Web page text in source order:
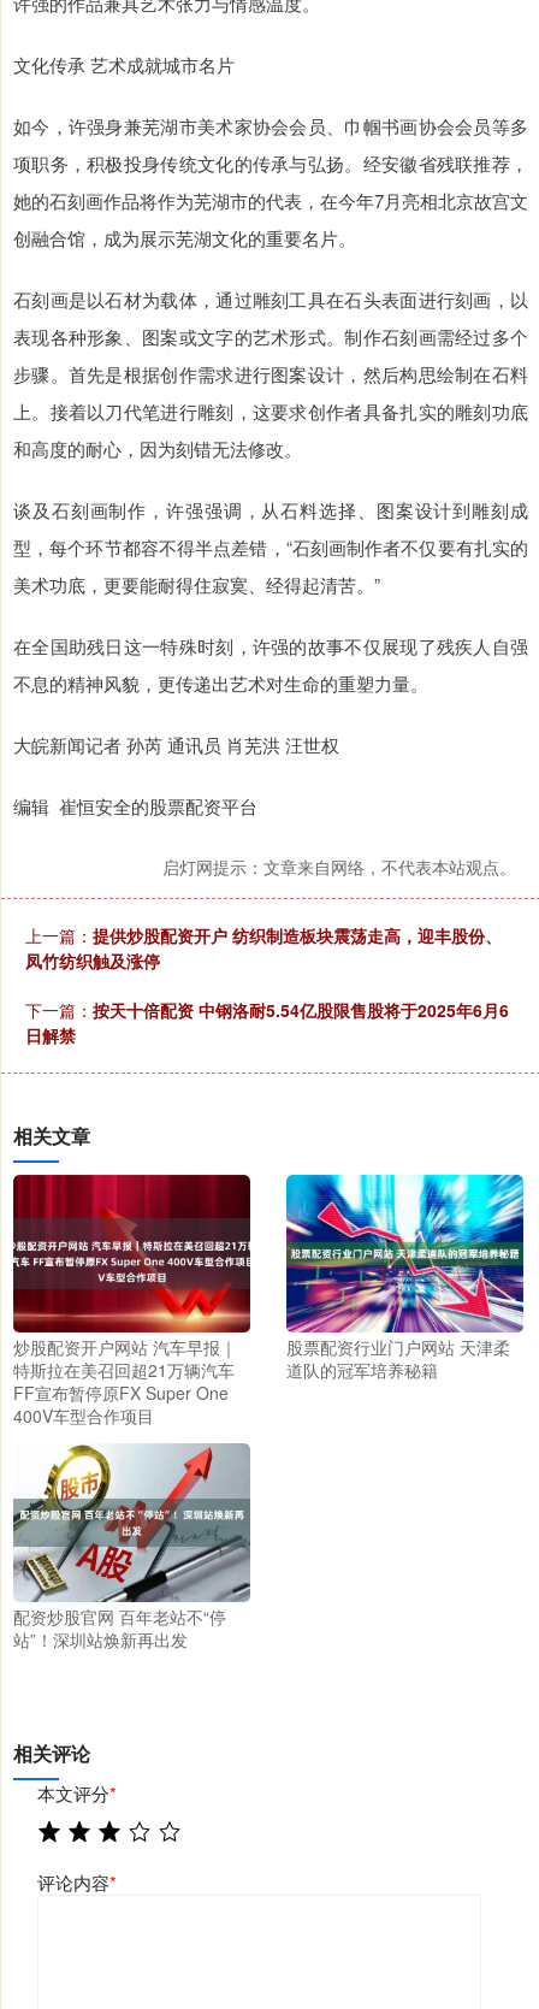
文化传承 艺术成就城市名片
如今，许强身兼芜湖市美术家协会会员、巾帼书画协会会员等多
项职务，积极投身传统文化的传承与弘扬。经安徽省残联推荐，
她的石刻画作品将作为芜湖市的代表，在今年7月亮相北京故宫文
创融合馆，成为展示芜湖文化的重要名片。
石刻画是以石材为载体，通过雕刻工具在石头表面进行刻画，以
表现各种形象、图案或文字的艺术形式。制作石刻画需经过多个
步骤。首先是根据创作需求进行图案设计，然后构思绘制在石料
上。接着以刀代笔进行雕刻，这要求创作者具备扎实的雕刻功底
和高度的耐心，因为刻错无法修改。
谈及石刻画制作，许强强调，从石料选择、图案设计到雕刻成
型，每个环节都容不得半点差错，“石刻画制作者不仅要有扎实的
美术功底，更要能耐得住寂寞、经得起清苦。”
在全国助残日这一特殊时刻，许强的故事不仅展现了残疾人自强
不息的精神风貌，更传递出艺术对生命的重塑力量。
大皖新闻记者 孙芮 通讯员 肖芜洪 汪世权
编辑 崔恒安全的股票配资平台
启灯网提示：文章来自网络，不代表本站观点。
上一篇： 提供炒股配资开户 纺织制造板块震荡走高，迎丰股份、
凤竹纺织触及涨停
下一篇： 按天十倍配资 中钢洛耐5.54亿股限售股将于2025年6月6
日解禁
相关文章
炒股配资开户网站 汽车早报｜
特斯拉在美召回超21万辆汽车
FF宣布暂停原FX Super One
400V车型合作项目
股票配资行业门户网站 天津柔
道队的冠军培养秘籍
配资炒股官网 百年老站不“停
站”！深圳站焕新再出发
相关评论
本文评分*
评论内容*